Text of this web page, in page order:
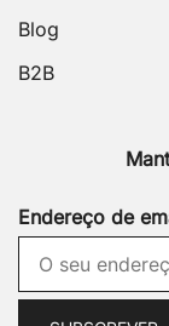
Blog
B2B
Endereço de